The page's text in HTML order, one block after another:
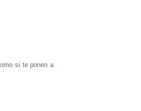
si te ponen a